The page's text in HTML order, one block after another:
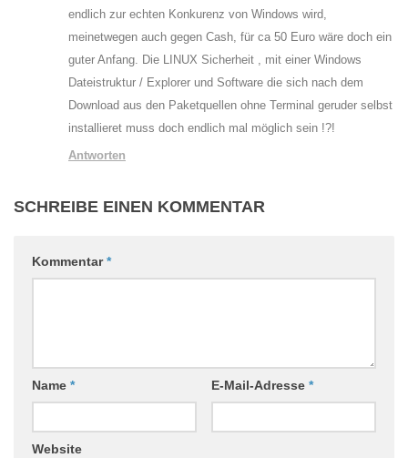
endlich zur echten Konkurenz von Windows wird,
meinetwegen auch gegen Cash, für ca 50 Euro wäre doch ein
guter Anfang. Die LINUX Sicherheit , mit einer Windows
Dateistruktur / Explorer und Software die sich nach dem
Download aus den Paketquellen ohne Terminal geruder selbst
installieret muss doch endlich mal möglich sein !?!
Antworten
SCHREIBE EINEN KOMMENTAR
Kommentar*
Name * E-Mail-Adresse *
Website